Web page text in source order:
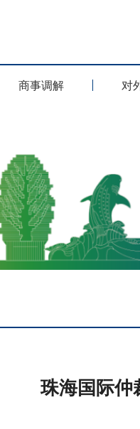
商事调解 对
珠海国际仲